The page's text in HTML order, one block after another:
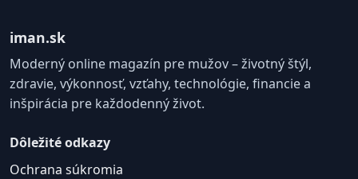
iman.sk
Moderný online magazín pre mužov – životný štýl,
zdravie, výkonnosť, vzťahy, technológie, financie a
inšpirácia pre každodenný život.
Dôležité odkazy
Ochrana súkromia